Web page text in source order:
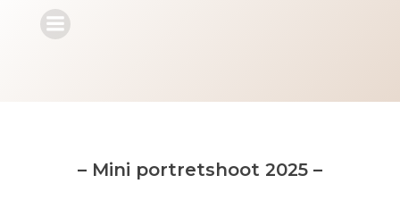
– Mini portretshoot 2025 –